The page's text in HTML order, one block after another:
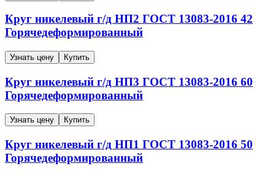
Круг никелевый г/д НП2 ГОСТ 13083-2016 42
Горячедеформированный
Узнать цену Купить
Круг никелевый г/д НП3 ГОСТ 13083-2016 60
Горячедеформированный
Узнать цену Купить
Круг никелевый г/д НП1 ГОСТ 13083-2016 50
Горячедеформированный